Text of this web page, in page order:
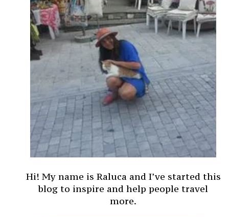
Hi! My name is Raluca and I’ve started this
blog to inspire and help people travel
more.